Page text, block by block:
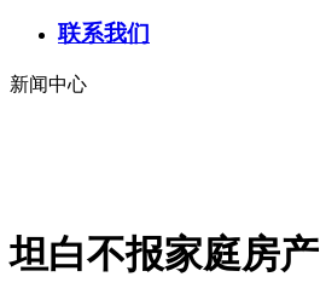
联系我们
新闻中心
坦白不报家庭房产